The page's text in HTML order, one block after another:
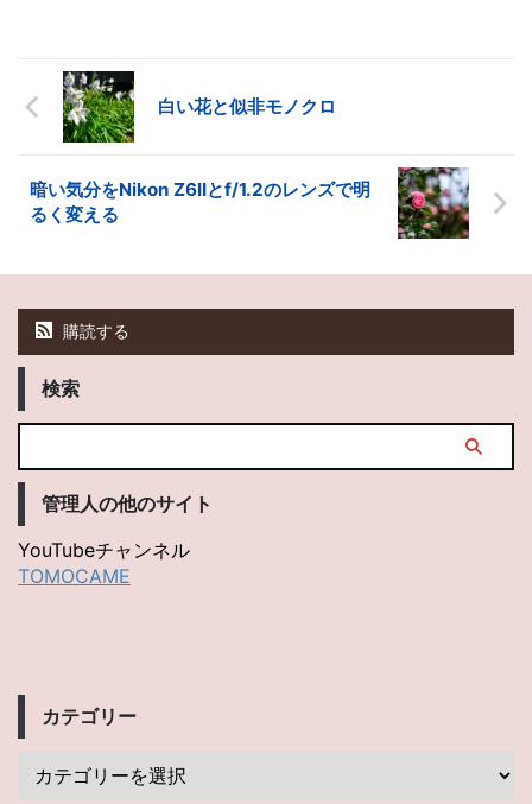
白い花と似非モノクロ
暗い気分をNikon Z6IIとf/1.2のレンズで明
るく変える
購読する
検索
管理人の他のサイト
YouTubeチャンネル
TOMOCAME
カテゴリー